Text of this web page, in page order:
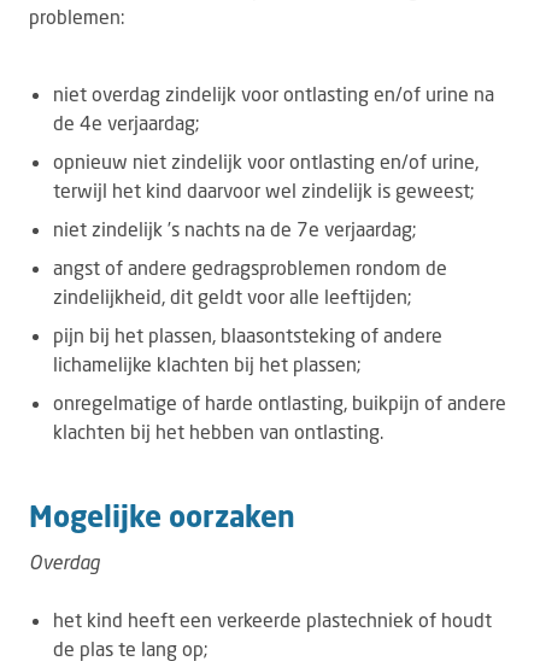
problemen:
niet overdag zindelijk voor ontlasting en/of urine na
de 4e verjaardag;
opnieuw niet zindelijk voor ontlasting en/of urine,
terwijl het kind daarvoor wel zindelijk is geweest;
niet zindelijk ’s nachts na de 7e verjaardag;
angst of andere gedragsproblemen rondom de
zindelijkheid, dit geldt voor alle leeftijden;
pijn bij het plassen, blaasontsteking of andere
lichamelijke klachten bij het plassen;
onregelmatige of harde ontlasting, buikpijn of andere
klachten bij het hebben van ontlasting.
Mogelijke oorzaken
Overdag
het kind heeft een verkeerde plastechniek of houdt
de plas te lang op;